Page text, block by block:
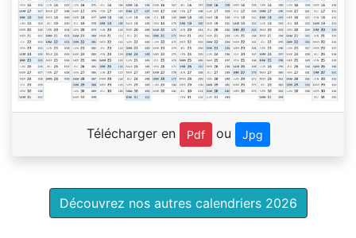
Télécharger en Pdf ou Jpg
Découvrez nos autres calendriers 2026